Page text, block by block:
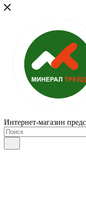
Интернет-магазин